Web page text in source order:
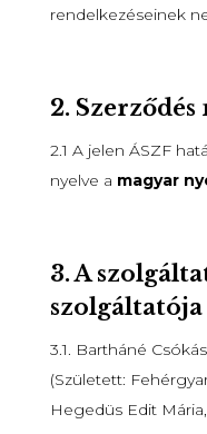
rendelkezéseinek
2. Szerződés
2.1 A jelen ÁSZF
nyelve a magyar
3. A
szolgáltatója
3.1. Bartháné
(Született:
Hegedüs Edit